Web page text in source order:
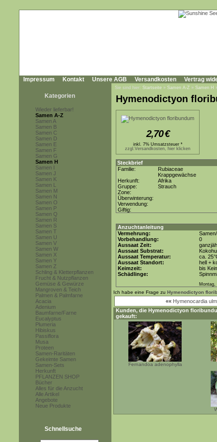
Impressum Kontakt Unsere AGB Versandkosten Vertrag
Kategorien
Wieder lieferbar!
Samen A-Z
Samen A
Samen B
Samen C
Samen D
Samen E
Samen F
Samen G
Samen H
Samen I
Samen J
Samen K
Samen L
Samen M
Samen N
Samen O
Samen P
Samen Q
Samen R
Samen S
Samen T
Samen U
Samen V
Samen W
Samen X
Samen Y
Samen Z
Schling & Kletterpflanzen
Frucht & Nutzpflanzen
Gemüse & Gewürze
Mangroven & Teich
Palmen & Palmfarne
Acacia
Adenium
Baumfarne/Farne
Eucalyptus
Plumeria
Hibiskus
Passiflora
Musa
Proteen
Samen-Raritäten
Gekeimte Samen
Samen-Sets
Herkunft
PFLANZEN SHOP
Bücher
Alles für die Anzucht
Alle Artikel
Angebote
Neue Produkte
Schnellsuche
Sie sind hier: Startseite » Samen A-Z » Samen H
Hymenodictyon
2,70€
inkl. 7% Umsatzsteuer *
zzgl.Versandkosten, hier klicken
Steckbrief
Familie:
Rubiaceae
Krappgewächse
Herkunft:
Afrika
Gruppe:
Strauch
Zone:
Überwinterung:
Verwendung:
Giftig:
Anzuchtanleitung
Vermehrung:
Vorbehandlung:
0
Aussaat Zeit:
Aussaat Substrat:
Aussaat Temperatur:
ca.
Aussaat Standort:
hell +
Keimzeit:
bis
Schädlinge:
Montag,
Ich habe eine Frage zu Hymenodictyon
«« Hymenocardia
Kunden, die Hymenodictyon
gekauft:
Fernandoa adenophylla